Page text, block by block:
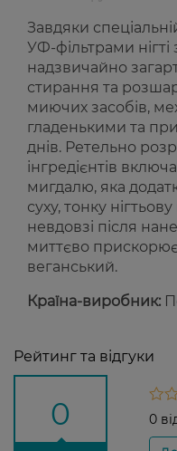
Завдяки
УФ-фільтрами
надзвичайно
стирання та
миючих засобів,
гладенькими та
днів. Ретельно
інгредієнтів
мигдалю, яка
суху, тонку
невдовзі після
миттєво
веганський.
Країна-виробник:
Рейтинг та відгуки
0 0